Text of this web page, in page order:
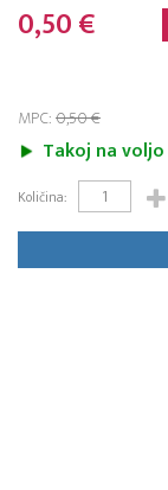
0,50 €
MPC:0,50 €
Takoj na voljo
Količina: